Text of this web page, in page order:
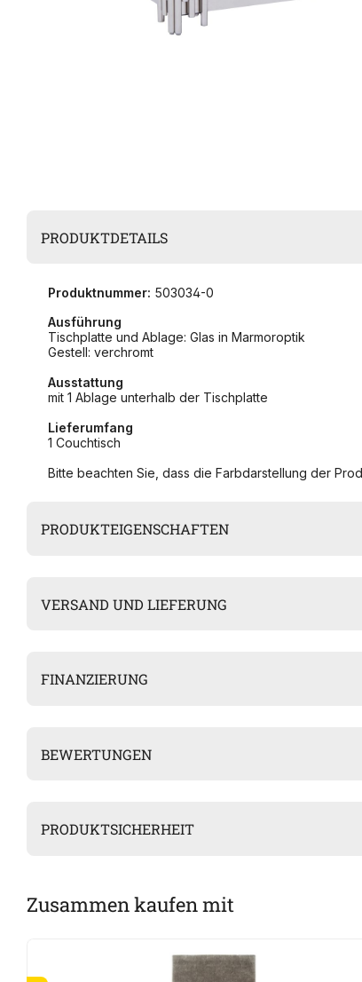
PRODUKTDETAILS
Produktnummer: 503034-0
Ausführung
Tischplatte und Ablage: Glas in Marmoroptik
Gestell: verchromt
Ausstattung
mit 1 Ablage unterhalb der Tischplatte
Lieferumfang
1 Couchtisch
Bitte beachten Sie, dass die Farbdarstellung der
PRODUKTEIGENSCHAFTEN
VERSAND UND LIEFERUNG
FINANZIERUNG
BEWERTUNGEN
PRODUKTSICHERHEIT
Zusammen kaufen mit